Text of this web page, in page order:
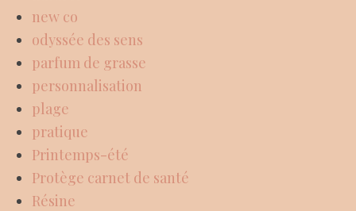
new co
odyssée des sens
parfum de grasse
personnalisation
plage
pratique
Printemps-été
Protège carnet de santé
Résine